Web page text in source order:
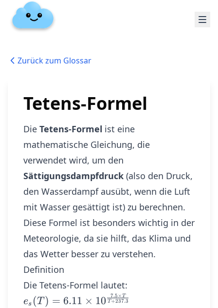
Zurück zum Glossar
Tetens-Formel
Die Tetens-Formel ist eine
mathematische Gleichung, die
verwendet wird, um den
Sättigungsdampfdruck (also den Druck,
den Wasserdampf ausübt, wenn die Luft
mit Wasser gesättigt ist) zu berechnen.
Diese Formel ist besonders wichtig in der
Meteorologie, da sie hilft, das Klima und
das Wetter besser zu verstehen.
Definition
Die Tetens-Formel lautet:
e_s(T) =
es (T ) = 6.11 × 10 T +237.3
7.5× T